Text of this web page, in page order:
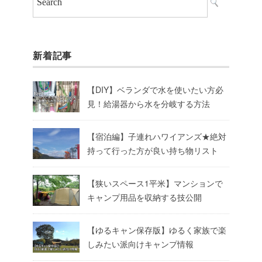
新着記事
【DIY】ベランダで水を使いたい方必
見！給湯器から水を分岐する方法
【宿泊編】子連れハワイアンズ★絶対
持って行った方が良い持ち物リスト
【狭いスペース1平米】マンションで
キャンプ用品を収納する技公開
【ゆるキャン保存版】ゆるく家族で楽
しみたい派向けキャンプ情報